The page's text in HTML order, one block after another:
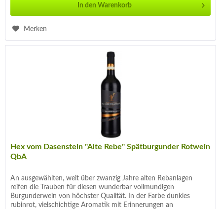
In den Warenkorb
Merken
Hex vom Dasenstein "Alte Rebe" Spätburgunder Rotwein
QbA
An ausgewählten, weit über zwanzig Jahre alten Rebanlagen
reifen die Trauben für diesen wunderbar vollmundigen
Burgunderwein von höchster Qualität. In der Farbe dunkles
rubinrot, vielschichtige Aromatik mit Erinnerungen an